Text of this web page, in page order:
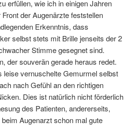
erfüllen, wie ich in einigen Jahren
der Augenärzte feststellen
Erkenntnis, dass
selbst stets mit Brille jenseits der 2
Stimme gesegnet sind.
der souverän gerade heraus redet.
leise vernuschelte Gemurmel selbst
nach Gefühl an den richtigen
Dies ist natürlich nicht förderlich
des Patienten, andererseits,
Augenarzt schon mal gute